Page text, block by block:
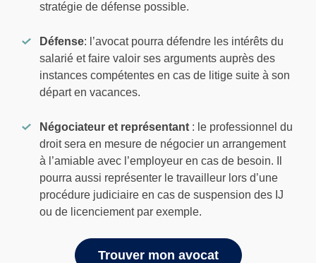
stratégie de défense possible.
Défense: l’avocat pourra défendre les intérêts du
salarié et faire valoir ses arguments auprès des
instances compétentes en cas de litige suite à son
départ en vacances.
Négociateur et représentant : le professionnel du
droit sera en mesure de négocier un arrangement
à l’amiable avec l’employeur en cas de besoin. Il
pourra aussi représenter le travailleur lors d’une
procédure judiciaire en cas de suspension des IJ
ou de licenciement par exemple.
Trouver mon avocat